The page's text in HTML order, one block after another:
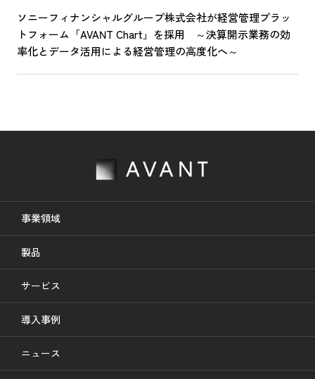
ソニーフィナンシャルグループ株式会社が経営管理プラッ
トフォーム「AVANT Chart」を採用 ～決算開示業務の効
率化とデータ活用による経営管理の高度化へ～
事業領域
製品
サービス
導入事例
ニュース